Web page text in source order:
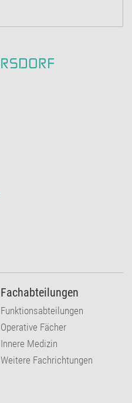
Fachabteilungen
Funktionsabteilungen
Operative Fächer
Innere Medizin
Weitere Fachrichtungen